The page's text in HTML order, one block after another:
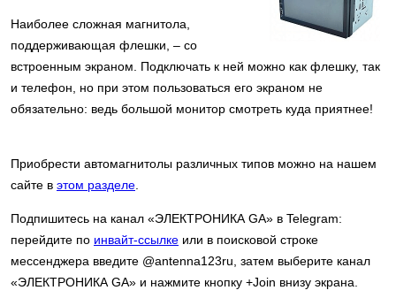
Наиболее сложная магнитола,
поддерживающая флешки, – со
встроенным экраном. Подключать к ней можно как флешку, так
и телефон, но при этом пользоваться его экраном не
обязательно: ведь большой монитор смотреть куда приятнее!
Приобрести автомагнитолы различных типов можно на нашем
сайте в этом разделе
Подпишитесь на канал «ЭЛЕКТРОНИКА GA» в Telegram:
перейдите по инвайт-ссылке или в поисковой строке
мессенджера введите @antenna123ru, затем выберите канал
«ЭЛЕКТРОНИКА GA» и нажмите кнопку +Join внизу экрана.